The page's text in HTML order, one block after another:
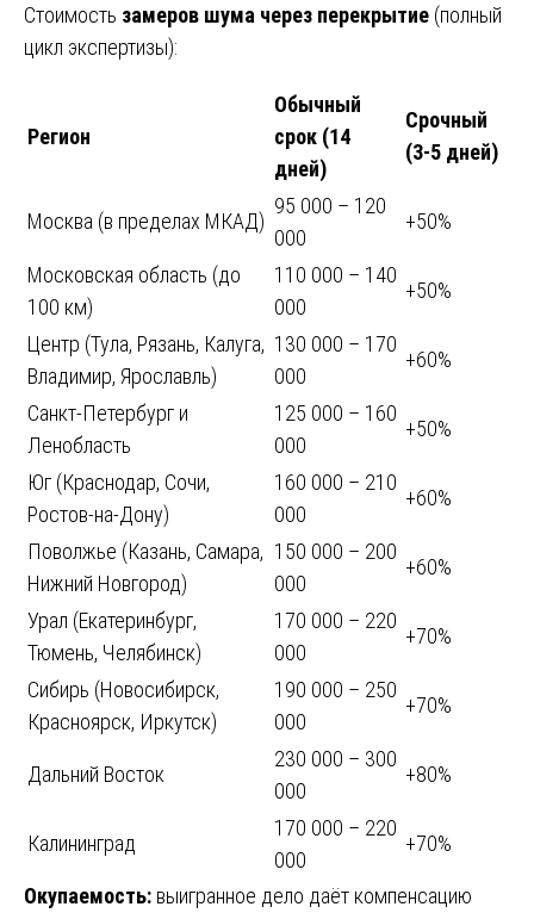
Стоимость замеров шума через перекрытие (полный
цикл экспертизы):
Регион
Обычный
срок (14
дней)
Срочный
(3-5 дней)
Москва (в пределах МКАД)
95 000 – 120
000
+50%
Московская область (до
100 км)
110 000 – 140
000
+50%
Центр (Тула, Рязань, Калуга,
Владимир, Ярославль)
130 000 – 170
000
+60%
Санкт-Петербург и
Ленобласть
125 000 – 160
000
+50%
Юг (Краснодар, Сочи,
Ростов-на-Дону)
160 000 – 210
000
+60%
Поволжье (Казань, Самара,
Нижний Новгород)
150 000 – 200
000
+60%
Урал (Екатеринбург,
Тюмень, Челябинск)
170 000 – 220
000
+70%
Сибирь (Новосибирск,
Красноярск, Иркутск)
190 000 – 250
000
+70%
Дальний Восток
230 000 – 300
000
+80%
Калининград
170 000 – 220
000
+70%
Окупаемость: выигранное дело даёт компенсацию